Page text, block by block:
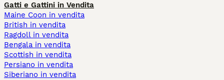
Gatti e Gattini in Vendita
Maine Coon in vendita
British in vendita
Ragdoll in vendita
Bengala in vendita
Scottish in vendita
Persiano in vendita
Siberiano in vendita